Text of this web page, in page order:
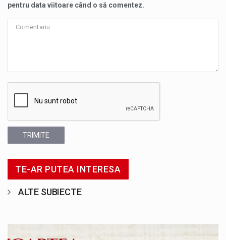
pentru data viitoare când o să comentez.
TRIMITE
TE-AR PUTEA INTERESA
ALTE SUBIECTE